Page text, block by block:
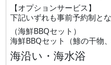
【オプションサービス】
下記いずれも事前予約制と
（海鮮BBQセット）
海鮮BBQセット（鯵の干物
海沿い・海水浴